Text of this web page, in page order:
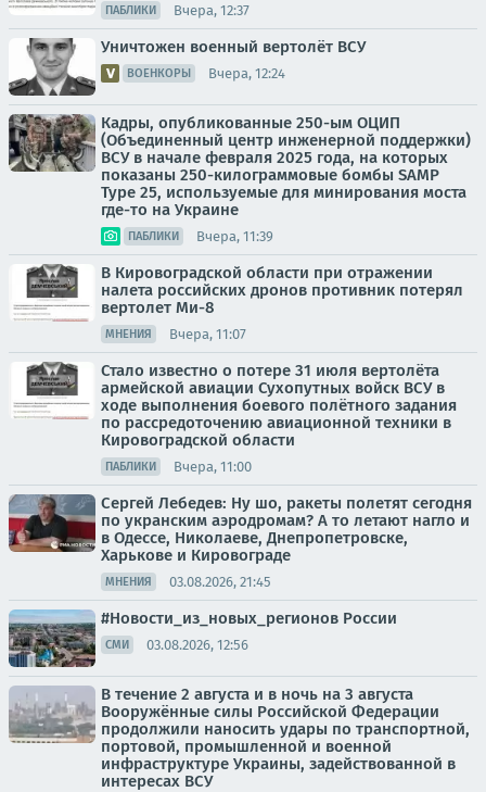
ПАБЛИКИ Вчера, 12:37
Уничтожен военный вертолёт ВСУ
ВОЕНКОРЫ Вчера, 12:24
Кадры, опубликованные 250-ым ОЦИП
(Объединенный центр инженерной поддержки)
ВСУ в начале февраля 2025 года, на которых
показаны 250-килограммовые бомбы SAMP
Type 25, используемые для минирования моста
где-то на Украине
ПАБЛИКИ Вчера, 11:39
В Кировоградской области при отражении
налета российских дронов противник потерял
вертолет Ми-8
МНЕНИЯ Вчера, 11:07
Стало известно о потере 31 июля вертолёта
армейской авиации Сухопутных войск ВСУ в
ходе выполнения боевого полётного задания
по рассредоточению авиационной техники в
Кировоградской области
ПАБЛИКИ Вчера, 11:00
Сергей Лебедев: Ну шо, ракеты полетят сегодня
по укранским аэродромам? А то летают нагло и
в Одессе, Николаеве, Днепропетровске,
Харькове и Кировограде
МНЕНИЯ 03.08.2026, 21:45
#Новости_из_новых_регионов России
СМИ 03.08.2026, 12:56
В течение 2 августа и в ночь на 3 августа
Вооружённые силы Российской Федерации
продолжили наносить удары по транспортной,
портовой, промышленной и военной
инфраструктуре Украины, задействованной в
интересах ВСУ